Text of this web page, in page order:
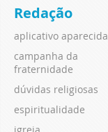
Redação
aplicativo aparecida
campanha da
fraternidade
dúvidas religiosas
espiritualidade
igreja